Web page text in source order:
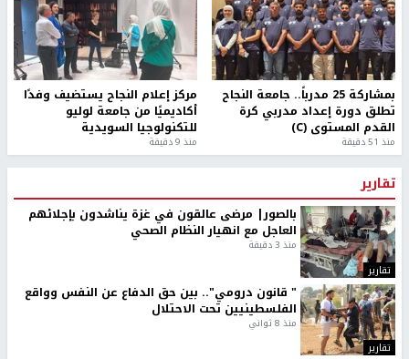
بمشاركة 25 مدرباً.. جامعة النجاح
تطلق دورة إعداد مدربي كرة
القدم المستوى (C)
منذ 51 دقيقة
مركز إعلام النجاح يستضيف وفدًا
أكاديميًا من جامعة لوليو
للتكنولوجيا السويدية
منذ 9 دقيقة
تقارير
تقارير
بالصور| مرضى عالقون في غزة يناشدون بإجلائهم
العاجل مع انهيار النظام الصحي
منذ 3 دقيقة
تقارير
" قانون درومي".. بين حق الدفاع عن النفس وواقع
الفلسطينيين تحت الاحتلال
منذ 8 ثواني